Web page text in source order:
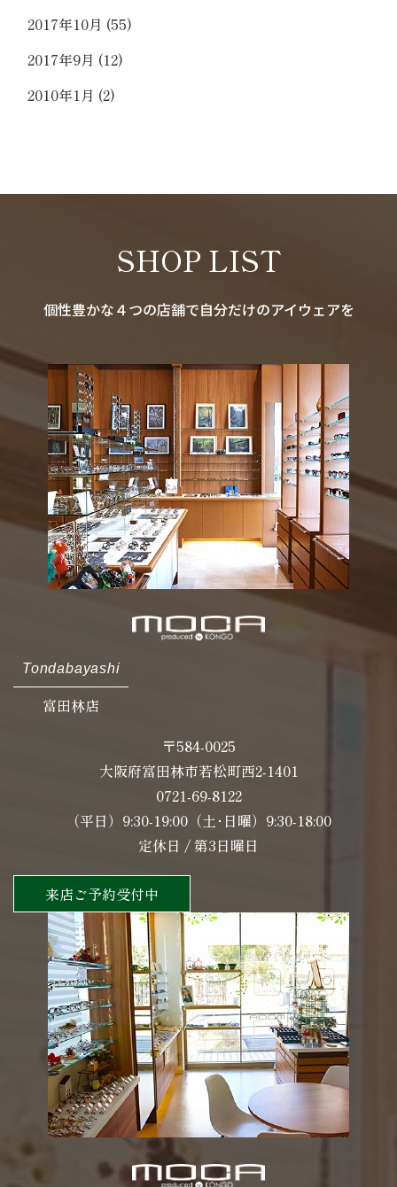
2017年10月 (55)
2017年9月 (12)
2010年1月 (2)
SHOP LIST
個性豊かな４つの店舗で自分だけのアイウェアを
Tondabayashi
富田林店
〒584-0025
大阪府富田林市若松町西2-1401
0721-69-8122
（平日）9:30-19:00（土･日曜）9:30-18:00
定休日 / 第3日曜日
来店ご予約受付中